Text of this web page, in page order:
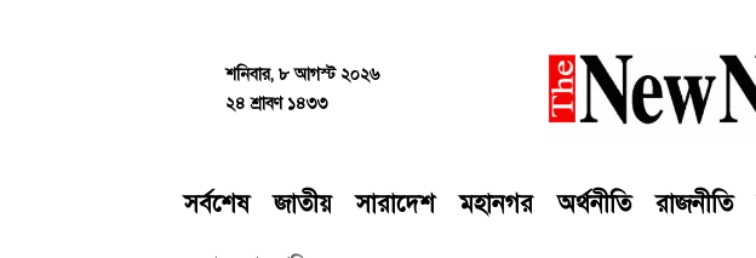
শনিবার, ৮ আগস্ট ২০২৬
২৪ শ্রাবণ ১৪৩৩
সর্বশেষ জাতীয় সারাদেশ মহানগর অর্থনীতি রাজনীতি